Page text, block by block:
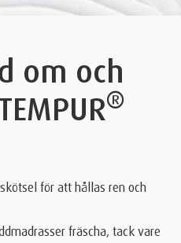
om och
®
för att hållas ren och
fräscha, tack vare